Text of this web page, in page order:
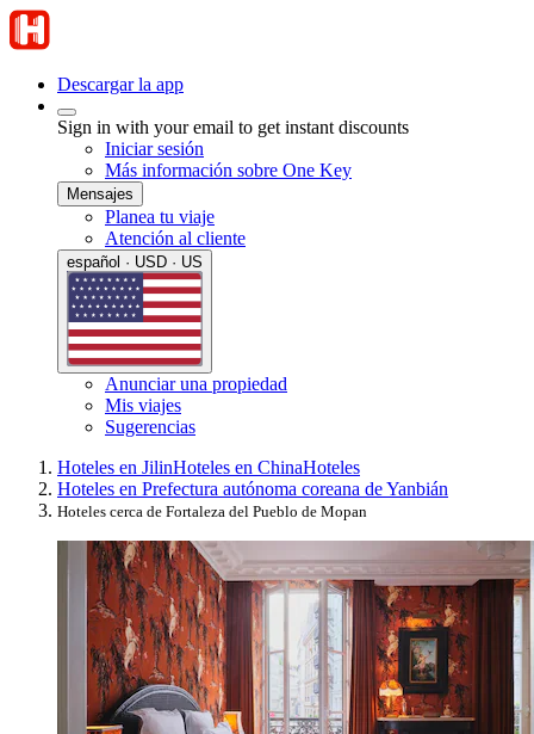
Descargar la app
Sign in with your email to get instant discounts
Iniciar sesión
Más información sobre One Key
Mensajes
Planea tu viaje
Atención al cliente
español · USD · US
Anunciar una propiedad
Mis viajes
Sugerencias
Hoteles en JilinHoteles en ChinaHoteles
Hoteles en Prefectura autónoma coreana de Yanbián
Hoteles cerca de Fortaleza del Pueblo de Mopan